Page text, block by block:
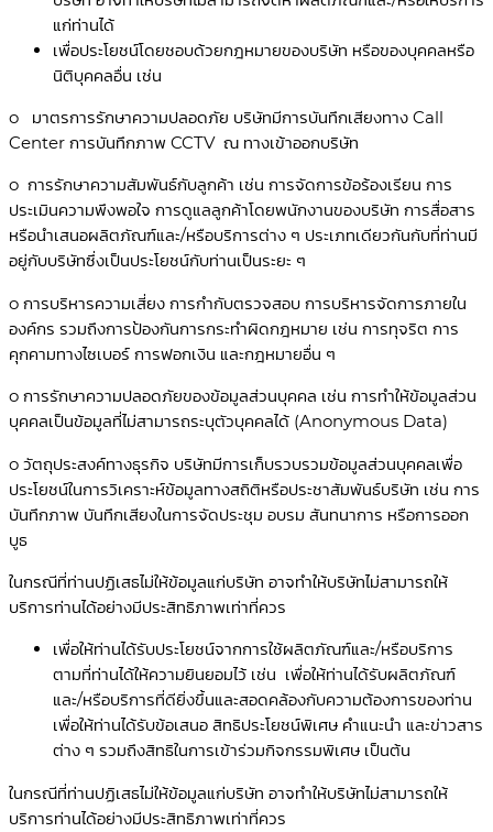
แก่ท่านได้
เพื่อประโยชน์โดยชอบด้วยกฎหมายของบริษัท หรือของบุคคลหรือ
นิติบุคคลอื่น เช่น
o มาตรการรักษาความปลอดภัย บริษัทมีการบันทึกเสียงทาง Call
Center การบันทึกภาพ CCTV ณ ทางเข้าออกบริษัท
o การรักษาความสัมพันธ์กับลูกค้า เช่น การจัดการข้อร้องเรียน การ
ประเมินความพึงพอใจ การดูแลลูกค้าโดยพนักงานของบริษัท การสื่อสาร
หรือนำเสนอผลิตภัณฑ์และ/หรือบริการต่าง ๆ ประเภทเดียวกันกับที่ท่านมี
อยู่กับบริษัทซึ่งเป็นประโยชน์กับท่านเป็นระยะ ๆ
o การบริหารความเสี่ยง การกำกับตรวจสอบ การบริหารจัดการภายใน
องค์กร รวมถึงการป้องกันการกระทำผิดกฎหมาย เช่น การทุจริต การ
คุกคามทางไซเบอร์ การฟอกเงิน และกฎหมายอื่น ๆ
o การรักษาความปลอดภัยของข้อมูลส่วนบุคคล เช่น การทำให้ข้อมูลส่วน
บุคคลเป็นข้อมูลที่ไม่สามารถระบุตัวบุคคลได้ (Anonymous Data)
o วัตถุประสงค์ทางธุรกิจ บริษัทมีการเก็บรวบรวมข้อมูลส่วนบุคคลเพื่อ
ประโยชน์ในการวิเคราะห์ข้อมูลทางสถิติหรือประชาสัมพันธ์บริษัท เช่น การ
บันทึกภาพ บันทึกเสียงในการจัดประชุม อบรม สันทนาการ หรือการออก
บูธ
ในกรณีที่ท่านปฏิเสธไม่ให้ข้อมูลแก่บริษัท อาจทำให้บริษัทไม่สามารถให้
บริการท่านได้อย่างมีประสิทธิภาพเท่าที่ควร
เพื่อให้ท่านได้รับประโยชน์จากการใช้ผลิตภัณฑ์และ/หรือบริการ
ตามที่ท่านได้ให้ความยินยอมไว้ เช่น เพื่อให้ท่านได้รับผลิตภัณฑ์
และ/หรือบริการที่ดียิ่งขึ้นและสอดคล้องกับความต้องการของท่าน
เพื่อให้ท่านได้รับข้อเสนอ สิทธิประโยชน์พิเศษ คำแนะนำ และข่าวสาร
ต่าง ๆ รวมถึงสิทธิในการเข้าร่วมกิจกรรมพิเศษ เป็นต้น
ในกรณีที่ท่านปฏิเสธไม่ให้ข้อมูลแก่บริษัท อาจทำให้บริษัทไม่สามารถให้
บริการท่านได้อย่างมีประสิทธิภาพเท่าที่ควร